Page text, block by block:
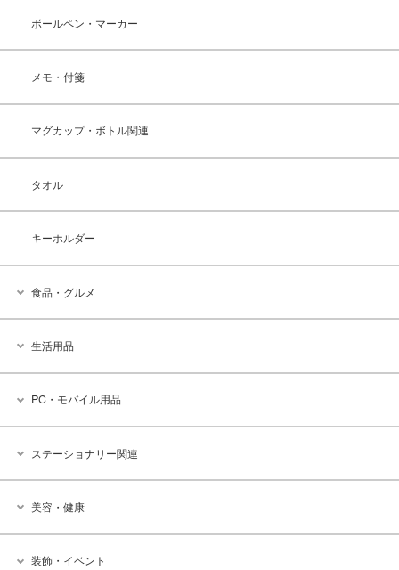
ボールペン・マーカー
メモ・付箋
マグカップ・ボトル関連
タオル
キーホルダー
食品・グルメ
生活用品
PC・モバイル用品
ステーショナリー関連
美容・健康
装飾・イベント